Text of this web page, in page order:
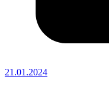
21.01.2024